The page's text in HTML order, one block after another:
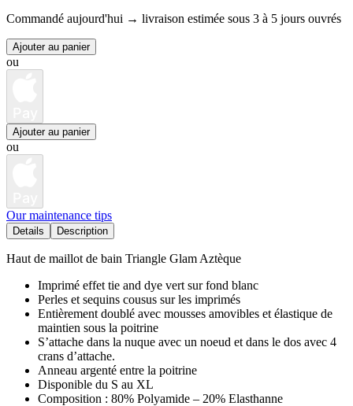
Commandé aujourd'hui → livraison estimée sous 3 à 5 jours ouvrés
Ajouter au panier
ou
Ajouter au panier
ou
Our maintenance tips
Details Description
Haut de maillot de bain Triangle Glam Aztèque
Imprimé effet tie and dye vert sur fond blanc
Perles et sequins cousus sur les imprimés
Entièrement doublé avec mousses amovibles et élastique de
maintien sous la poitrine
S’attache dans la nuque avec un noeud et dans le dos avec 4
crans d’attache.
Anneau argenté entre la poitrine
Disponible du S au XL
Composition : 80% Polyamide – 20% Elasthanne